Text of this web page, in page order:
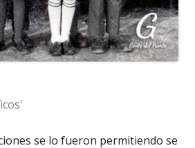
se lo fueron permitiendo se